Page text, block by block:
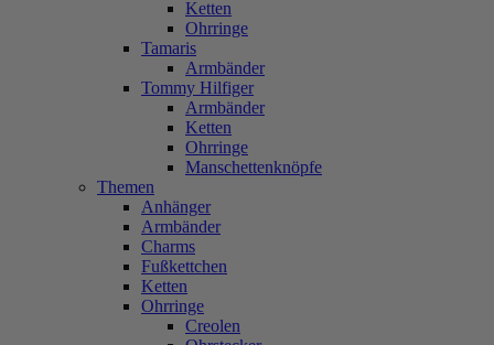
Ketten
Ohrringe
Tamaris
Armbänder
Tommy Hilfiger
Armbänder
Ketten
Ohrringe
Manschettenknöpfe
Themen
Anhänger
Armbänder
Charms
Fußkettchen
Ketten
Ohrringe
Creolen